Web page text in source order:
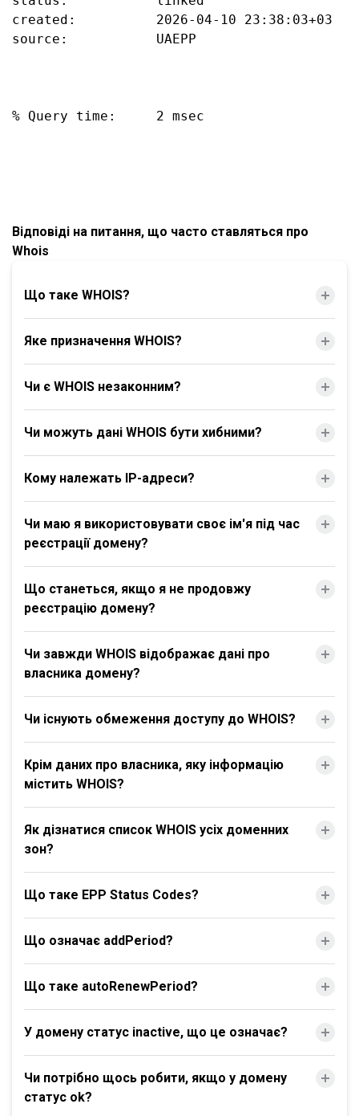
created:          2026-04-10 23:38:03+03
source:           UAEPP
% Query time:     2 msec
Відповіді на питання, що часто ставляться про
Whois
Що таке WHOIS?
Яке призначення WHOIS?
Чи є WHOIS незаконним?
Чи можуть дані WHOIS бути хибними?
Кому належать IP-адреси?
Чи маю я використовувати своє ім'я під час
реєстрації домену?
Що станеться, якщо я не продовжу
реєстрацію домену?
Чи завжди WHOIS відображає дані про
власника домену?
Чи існують обмеження доступу до WHOIS?
Крім даних про власника, яку інформацію
містить WHOIS?
Як дізнатися список WHOIS усіх доменних
зон?
Що таке EPP Status Codes?
Що означає addPeriod?
Що таке autoRenewPeriod?
У домену статус inactive, що це означає?
Чи потрібно щось робити, якщо у домену
статус ok?